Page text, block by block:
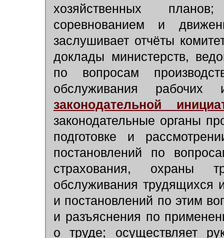
хозяйственных
соревнованием и
заслушивает отчёты
доклады министерств,
по вопросам
обслуживания
законодательной
законодательные органы
подготовке и
постановлений по
страхования, охраны
обслуживания трудящихся
и постановлений по этим
и разъяснения по
о труде; осуществляет